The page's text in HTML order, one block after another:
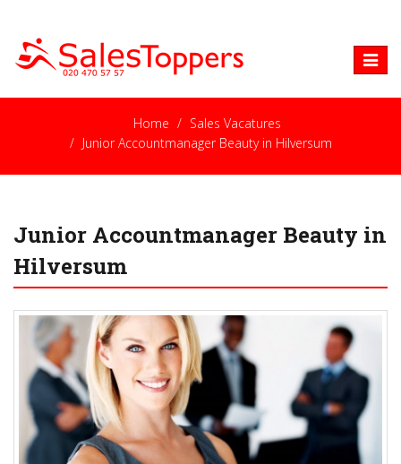
Toggle
Home
Sales Vacatures
Junior Accountmanager Beauty in Hilversum
Junior Accountmanager Beauty in
Hilversum